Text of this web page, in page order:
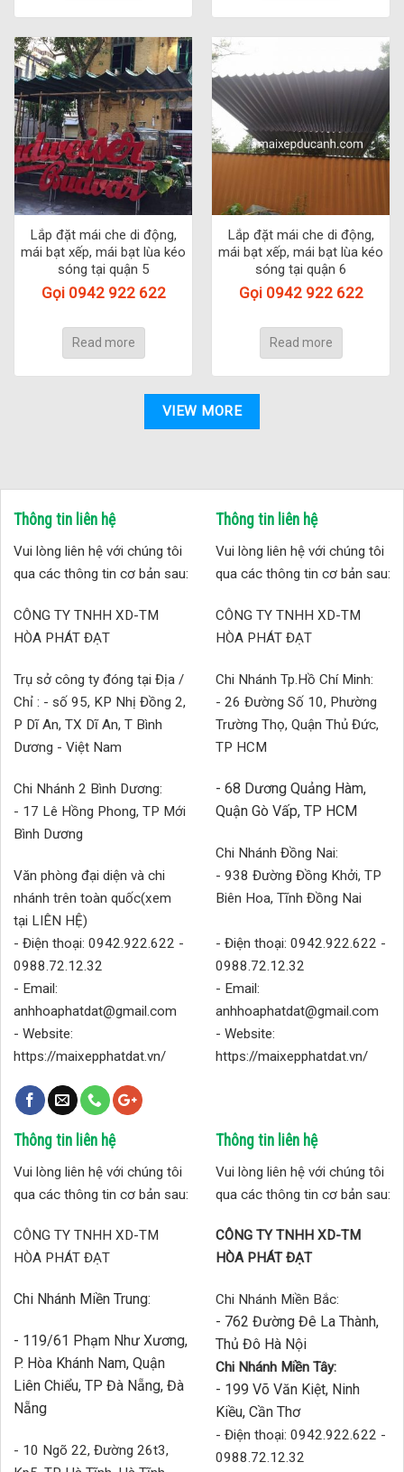
Lắp đặt mái che di động,
mái bạt xếp, mái bạt lùa kéo
sóng tại quận 5
Gọi 0942 922 622
Read more
Lắp đặt mái che di động,
mái bạt xếp, mái bạt lùa kéo
sóng tại quận 6
Gọi 0942 922 622
Read more
VIEW MORE
Thông tin liên hệ
Vui lòng liên hệ với chúng tôi
qua các thông tin cơ bản sau:
CÔNG TY TNHH XD-TM
HÒA PHÁT ĐẠT
Trụ sở công ty đóng tại Địa /
Chỉ : - số 95, KP Nhị Đồng 2,
P Dĩ An, TX Dĩ An, T Bình
Dương - Việt Nam
Chi Nhánh 2 Bình Dương:
- 17 Lê Hồng Phong, TP Mới
Bình Dương
Văn phòng đại diện và chi
nhánh trên toàn quốc(xem
tại LIÊN HỆ)
- Điện thoại: 0942.922.622 -
0988.72.12.32
- Email:
anhhoaphatdat@gmail.com
- Website:
https://maixepphatdat.vn/
Thông tin liên hệ
Vui lòng liên hệ với chúng tôi
qua các thông tin cơ bản sau:
CÔNG TY TNHH XD-TM
HÒA PHÁT ĐẠT
Chi Nhánh Tp.Hồ Chí Minh:
- 26 Đường Số 10, Phường
Trường Thọ, Quận Thủ Đức,
TP HCM
- 68 Dương Quảng Hàm,
Quận Gò Vấp, TP HCM
Chi Nhánh Đồng Nai:
- 938 Đường Đồng Khởi, TP
Biên Hoa, Tĩnh Đồng Nai
- Điện thoại: 0942.922.622 -
0988.72.12.32
- Email:
anhhoaphatdat@gmail.com
- Website:
https://maixepphatdat.vn/
Thông tin liên hệ
Vui lòng liên hệ với chúng tôi
qua các thông tin cơ bản sau:
CÔNG TY TNHH XD-TM
HÒA PHÁT ĐẠT
Chi Nhánh Miền Trung:
- 119/61 Phạm Như Xương,
P. Hòa Khánh Nam, Quận
Liên Chiểu, TP Đà Nẵng, Đà
Nẵng
- 10 Ngõ 22, Đường 26t3,
Thông tin liên hệ
Vui lòng liên hệ với chúng tôi
qua các thông tin cơ bản sau:
CÔNG TY TNHH XD-TM
HÒA PHÁT ĐẠT
Chi Nhánh Miền Bắc:
- 762 Đường Đê La Thành,
Thủ Đô Hà Nội
Chi Nhánh Miền Tây:
- 199 Võ Văn Kiệt, Ninh
Kiều, Cần Thơ
- Điện thoại: 0942.922.622 -
0988.72.12.32